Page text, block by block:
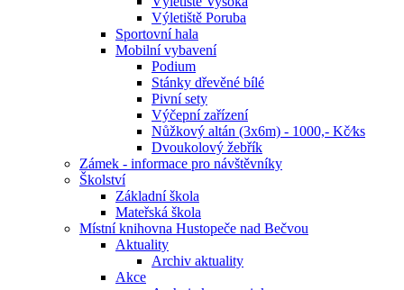
Výletiště Poruba
Sportovní hala
Mobilní vybavení
Podium
Stánky dřevěné bílé
Pivní sety
Výčepní zařízení
Nůžkový altán (3x6m) - 1000,- Kč⁄ks
Dvoukolový žebřík
Zámek - informace pro návštěvníky
Školství
Základní škola
Mateřská škola
Místní knihovna Hustopeče nad Bečvou
Aktuality
Archiv aktuality
Akce